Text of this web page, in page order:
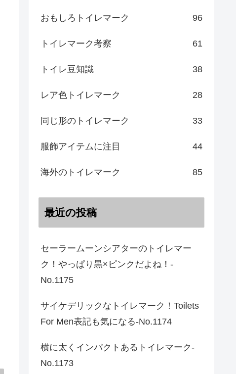
おもしろトイレマーク 96
トイレマーク考察 61
トイレ豆知識 38
レア色トイレマーク 28
同じ形のトイレマーク 33
服飾アイテムに注目 44
海外のトイレマーク 85
最近の投稿
セーラームーンシアターのトイレマー
ク！やっぱり黒×ピンクだよね！-
No.1175
サイケデリックなトイレマーク！Toilets
For Men表記も気になる-No.1174
横に太くインパクトあるトイレマーク-
No.1173